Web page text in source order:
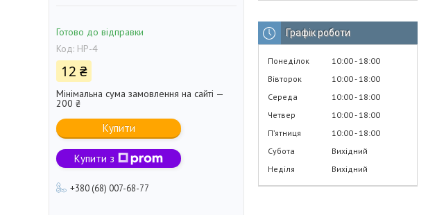
Готово до відправки
Код: HP-4
12 ₴
Мінімальна сума замовлення на сайті —
200 ₴
Купити
Купити з
+380 (68) 007-68-77
Графік роботи
Понеділок 10:00 18:00
Вівторок
10:00 18:00
Середа
10:00 18:00
Четвер
10:00 18:00
Пʼятниця
10:00 18:00
Субота
Вихідний
Неділя
Вихідний